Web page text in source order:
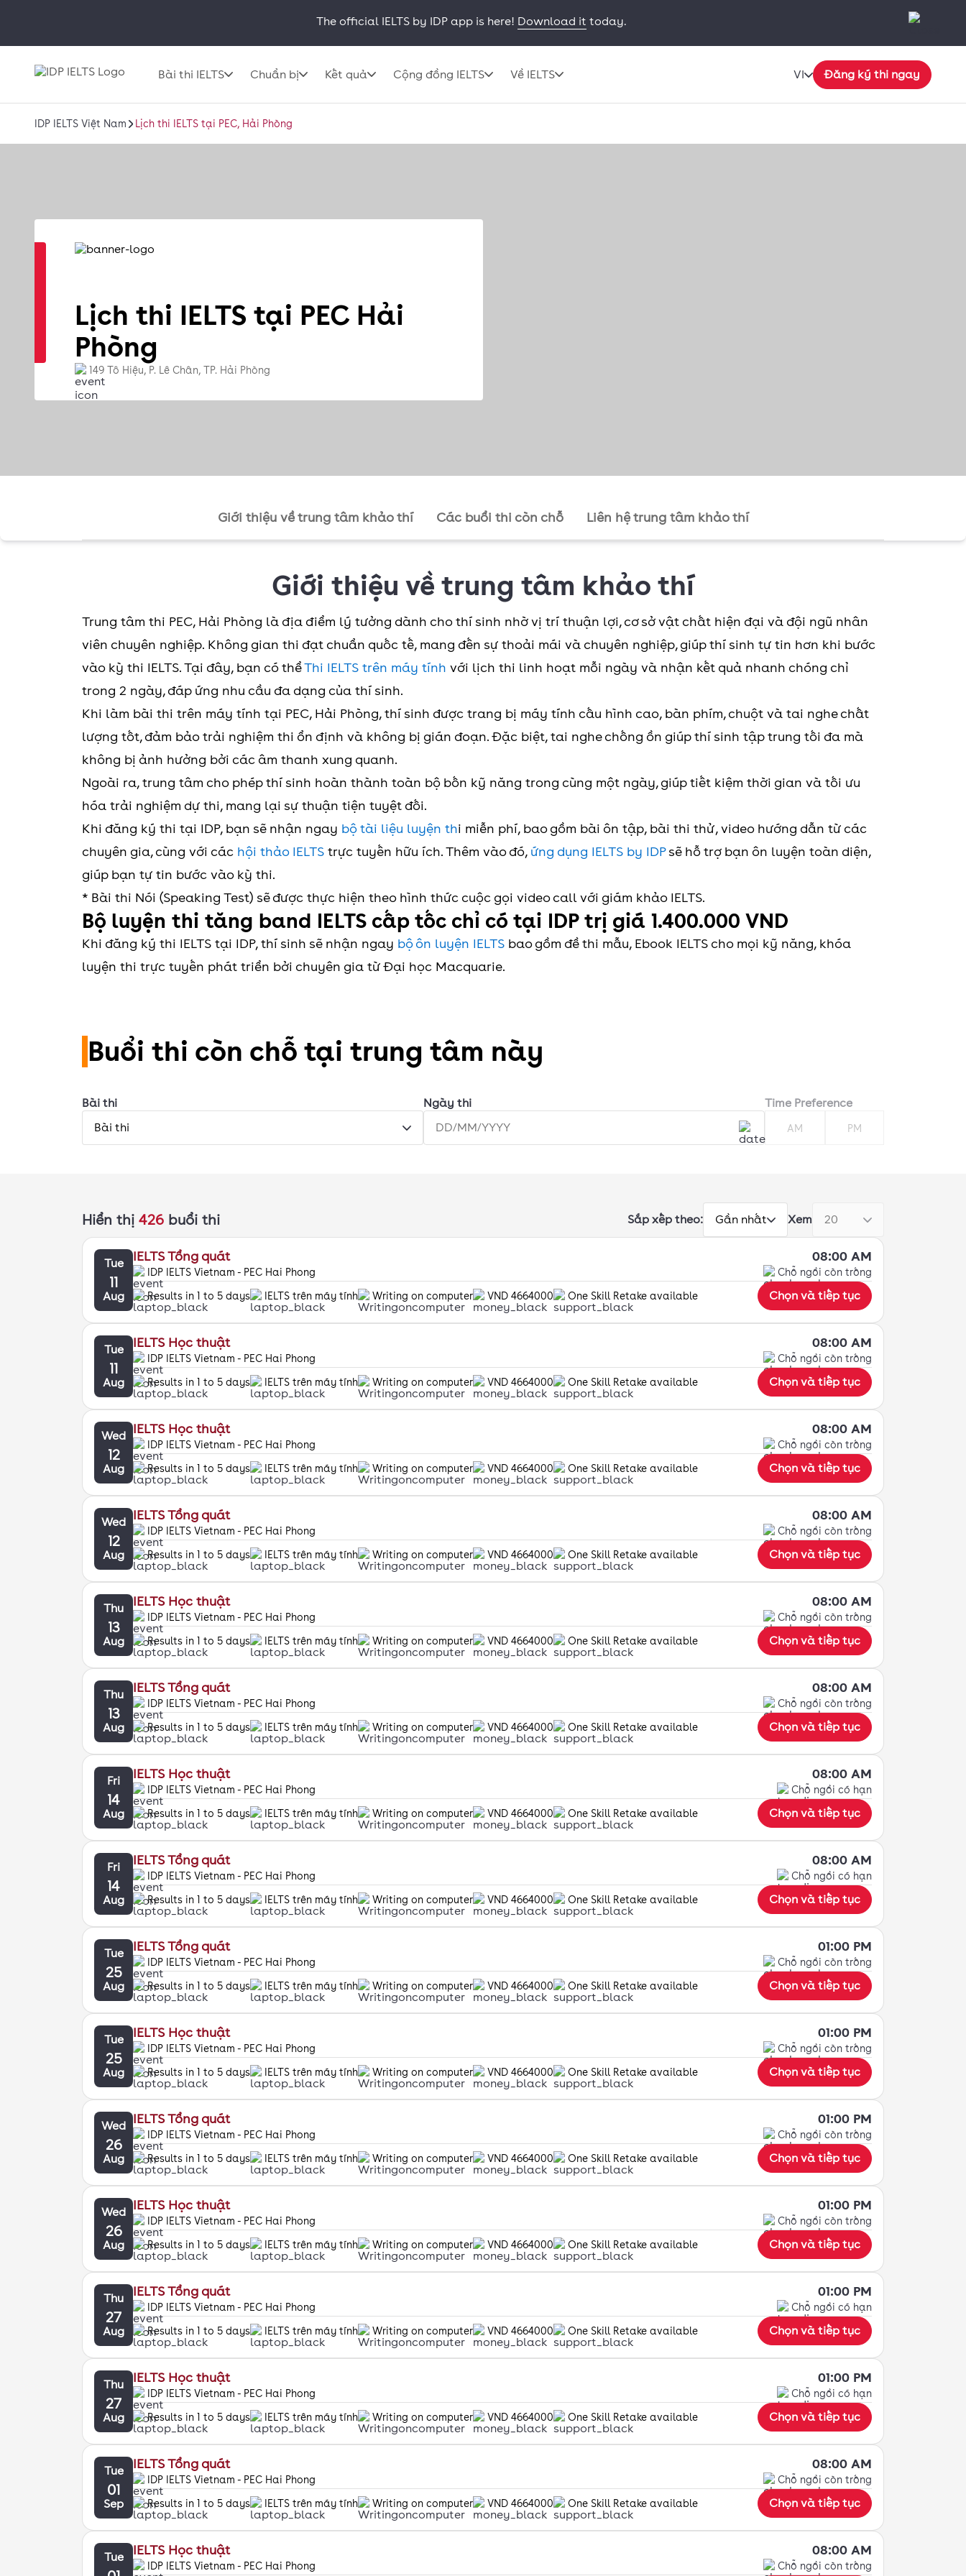
The official IELTS by IDP app is here! Download it today.
Bài thi IELTS Chuẩn bị Kết quả Cộng đồng IELTS Về IELTS VI Đăng ký thi ngay
IDP IELTS Việt Nam Lịch thi IELTS tại PEC, Hải Phòng
Lịch thi IELTS tại PEC Hải
Phòng
149 Tô Hiệu, P. Lê Chân, TP. Hải Phòng
Giới thiệu về trung tâm khảo thí Các buổi thi còn chỗ Liên hệ trung tâm khảo thí
Giới thiệu về trung tâm khảo thí
Trung tâm thi PEC, Hải Phòng là địa điểm lý tưởng dành cho thí sinh nhờ vị trí thuận lợi, cơ sở vật chất hiện đại và đội ngũ nhân
viên chuyên nghiệp. Không gian thi đạt chuẩn quốc tế, mang đến sự thoải mái và chuyên nghiệp, giúp thí sinh tự tin hơn khi bước
vào kỳ thi IELTS. Tại đây, bạn có thểThi IELTS trên máy tính với lịch thi linh hoạt mỗi ngày và nhận kết quả nhanh chóng chỉ
trong 2 ngày, đáp ứng nhu cầu đa dạng của thí sinh.
Khi làm bài thi trên máy tính tại PEC, Hải Phòng, thí sinh được trang bị máy tính cấu hình cao, bàn phím, chuột và tai nghe chất
lượng tốt, đảm bảo trải nghiệm thi ổn định và không bị gián đoạn. Đặc biệt, tai nghe chống ồn giúp thí sinh tập trung tối đa mà
không bị ảnh hưởng bởi các âm thanh xung quanh.
Ngoài ra, trung tâm cho phép thí sinh hoàn thành toàn bộ bốn kỹ năng trong cùng một ngày, giúp tiết kiệm thời gian và tối ưu
hóa trải nghiệm dự thi, mang lại sự thuận tiện tuyệt đối.
Khi đăng ký thi tại IDP, bạn sẽ nhận ngay bộ tài liệu luyện thi miễn phí, bao gồm bài ôn tập, bài thi thử, video hướng dẫn từ các
chuyên gia, cùng với các hội thảo IELTS trực tuyến hữu ích. Thêm vào đó, ứng dụng IELTS by IDPsẽ hỗ trợ bạn ôn luyện toàn diện,
giúp bạn tự tin bước vào kỳ thi.
* Bài thi Nói (Speaking Test) sẽ được thực hiện theo hình thức cuộc gọi video call với giám khảo IELTS.
Bộ luyện thi tăng band IELTS cấp tốc chỉ có tại IDP trị giá 1.400.000 VND
Khi đăng ký thi IELTS tại IDP, thí sinh sẽ nhận ngay bộ ôn luyện IELTS bao gồm đề thi mẫu, Ebook IELTS cho mọi kỹ năng, khóa
luyện thi trực tuyến phát triển bởi chuyên gia từ Đại học Macquarie.
Buổi thi còn chỗ tại trung tâm này
Bài thi
Bài thi
Ngày thi Time Preference
AM PM
Hiển thị 426 buổi thi Sắp xếp theo: Gần nhất Xem 20
Tue
11
Aug
IELTS Tổng quát
IDP IELTS Vietnam - PEC Hai Phong
08:00 AM
Chỗ ngồi còn trống
Results in 1 to 5 days IELTS trên máy tính Writing on computer VND 4664000 One Skill Retake available Chọn và tiếp tục
Tue
11
Aug
IELTS Học thuật
IDP IELTS Vietnam - PEC Hai Phong
08:00 AM
Chỗ ngồi còn trống
Results in 1 to 5 days IELTS trên máy tính Writing on computer VND 4664000 One Skill Retake available Chọn và tiếp tục
Wed
12
Aug
IELTS Học thuật
IDP IELTS Vietnam - PEC Hai Phong
08:00 AM
Chỗ ngồi còn trống
Results in 1 to 5 days IELTS trên máy tính Writing on computer VND 4664000 One Skill Retake available Chọn và tiếp tục
Wed
12
Aug
IELTS Tổng quát
IDP IELTS Vietnam - PEC Hai Phong
08:00 AM
Chỗ ngồi còn trống
Results in 1 to 5 days IELTS trên máy tính Writing on computer VND 4664000 One Skill Retake available Chọn và tiếp tục
Thu
13
Aug
IELTS Học thuật
IDP IELTS Vietnam - PEC Hai Phong
08:00 AM
Chỗ ngồi còn trống
Results in 1 to 5 days IELTS trên máy tính Writing on computer VND 4664000 One Skill Retake available Chọn và tiếp tục
Thu
13
Aug
IELTS Tổng quát
IDP IELTS Vietnam - PEC Hai Phong
08:00 AM
Chỗ ngồi còn trống
Results in 1 to 5 days IELTS trên máy tính Writing on computer VND 4664000 One Skill Retake available Chọn và tiếp tục
Fri
14
Aug
IELTS Học thuật
IDP IELTS Vietnam - PEC Hai Phong
08:00 AM
Chỗ ngồi có hạn
Results in 1 to 5 days IELTS trên máy tính Writing on computer VND 4664000 One Skill Retake available Chọn và tiếp tục
Fri
14
Aug
IELTS Tổng quát
IDP IELTS Vietnam - PEC Hai Phong
08:00 AM
Chỗ ngồi có hạn
Results in 1 to 5 days IELTS trên máy tính Writing on computer VND 4664000 One Skill Retake available Chọn và tiếp tục
Tue
25
Aug
IELTS Tổng quát
IDP IELTS Vietnam - PEC Hai Phong
01:00 PM
Chỗ ngồi còn trống
Results in 1 to 5 days IELTS trên máy tính Writing on computer VND 4664000 One Skill Retake available Chọn và tiếp tục
Tue
25
Aug
IELTS Học thuật
IDP IELTS Vietnam - PEC Hai Phong
01:00 PM
Chỗ ngồi còn trống
Results in 1 to 5 days IELTS trên máy tính Writing on computer VND 4664000 One Skill Retake available Chọn và tiếp tục
Wed
26
Aug
IELTS Tổng quát
IDP IELTS Vietnam - PEC Hai Phong
01:00 PM
Chỗ ngồi còn trống
Results in 1 to 5 days IELTS trên máy tính Writing on computer VND 4664000 One Skill Retake available Chọn và tiếp tục
Wed
26
Aug
IELTS Học thuật
IDP IELTS Vietnam - PEC Hai Phong
01:00 PM
Chỗ ngồi còn trống
Results in 1 to 5 days IELTS trên máy tính Writing on computer VND 4664000 One Skill Retake available Chọn và tiếp tục
Thu
27
Aug
IELTS Tổng quát
IDP IELTS Vietnam - PEC Hai Phong
01:00 PM
Chỗ ngồi có hạn
Results in 1 to 5 days IELTS trên máy tính Writing on computer VND 4664000 One Skill Retake available Chọn và tiếp tục
Thu
27
Aug
IELTS Học thuật
IDP IELTS Vietnam - PEC Hai Phong
01:00 PM
Chỗ ngồi có hạn
Results in 1 to 5 days IELTS trên máy tính Writing on computer VND 4664000 One Skill Retake available Chọn và tiếp tục
Tue
01
Sep
IELTS Tổng quát
IDP IELTS Vietnam - PEC Hai Phong
08:00 AM
Chỗ ngồi còn trống
Results in 1 to 5 days IELTS trên máy tính Writing on computer VND 4664000 One Skill Retake available Chọn và tiếp tục
Tue IELTS Học thuật
IDP IELTS Vietnam - PEC Hai Phong
08:00 AM
Chỗ ngồi còn trống